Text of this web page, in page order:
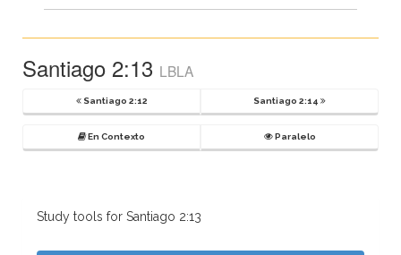
Santiago 2:13 LBLA
Santiago 2:12 Santiago 2:14
En Contexto Paralelo
Study tools for Santiago 2:13